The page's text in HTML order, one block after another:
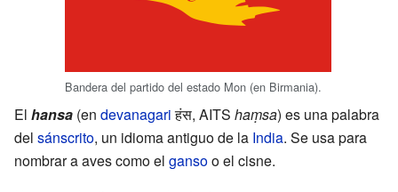
Bandera del partido del estado Mon (en Birmania).
El hansa (en devanagariहंस, AITS haṃsa) es una palabra
del sánscrito, un idioma antiguo de la India. Se usa para
nombrar a aves como el gansoo el cisne.